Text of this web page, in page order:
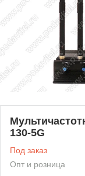
130-5G
Под заказ
Опт и розница